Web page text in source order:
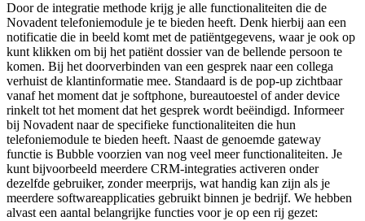
Door de integratie methode krijg je alle functionaliteiten die de
Novadent telefoniemodule je te bieden heeft. Denk hierbij aan een
notificatie die in beeld komt met de patiëntgegevens, waar je ook op
kunt klikken om bij het patiënt dossier van de bellende persoon te
komen. Bij het doorverbinden van een gesprek naar een collega
verhuist de klantinformatie mee. Standaard is de pop-up zichtbaar
vanaf het moment dat je softphone, bureautoestel of ander device
rinkelt tot het moment dat het gesprek wordt beëindigd. Informeer
bij Novadent naar de specifieke functionaliteiten die hun
telefoniemodule te bieden heeft. Naast de genoemde gateway
functie is Bubble voorzien van nog veel meer functionaliteiten. Je
kunt bijvoorbeeld meerdere CRM-integraties activeren onder
dezelfde gebruiker, zonder meerprijs, wat handig kan zijn als je
meerdere softwareapplicaties gebruikt binnen je bedrijf. We hebben
alvast een aantal belangrijke functies voor je op een rij gezet: